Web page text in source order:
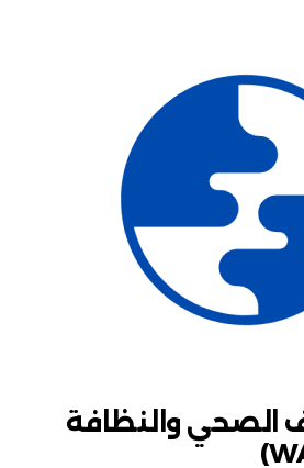
الصحي والنظافة